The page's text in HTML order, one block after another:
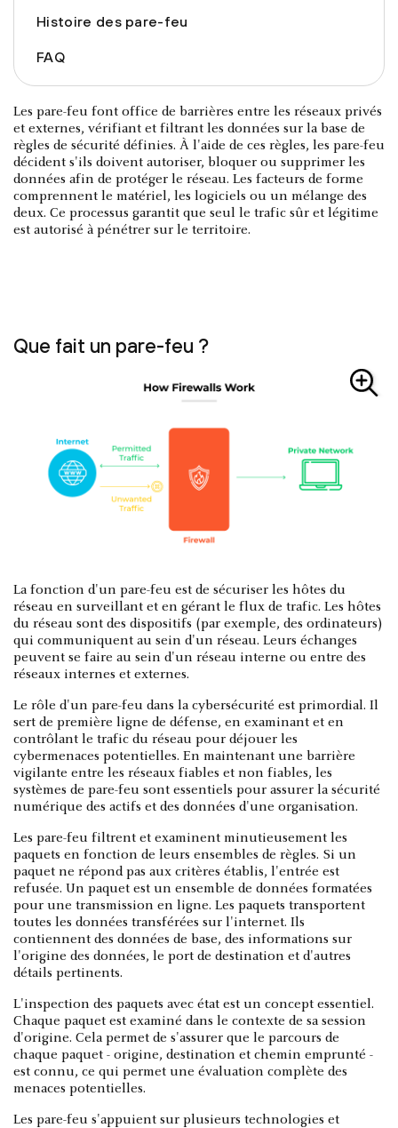
Histoire des pare-feu
FAQ
Les pare-feu font office de barrières entre les réseaux privés
et externes, vérifiant et filtrant les données sur la base de
règles de sécurité définies. À l'aide de ces règles, les pare-feu
décident s'ils doivent autoriser, bloquer ou supprimer les
données afin de protéger le réseau. Les facteurs de forme
comprennent le matériel, les logiciels ou un mélange des
deux. Ce processus garantit que seul le trafic sûr et légitime
est autorisé à pénétrer sur le territoire.
Que fait un pare-feu ?
La fonction d'un pare-feu est de sécuriser les hôtes du
réseau en surveillant et en gérant le flux de trafic. Les hôtes
du réseau sont des dispositifs (par exemple, des ordinateurs)
qui communiquent au sein d'un réseau. Leurs échanges
peuvent se faire au sein d'un réseau interne ou entre des
réseaux internes et externes.
Le rôle d'un pare-feu dans la cybersécurité est primordial. Il
sert de première ligne de défense, en examinant et en
contrôlant le trafic du réseau pour déjouer les
cybermenaces potentielles. En maintenant une barrière
vigilante entre les réseaux fiables et non fiables, les
systèmes de pare-feu sont essentiels pour assurer la sécurité
numérique des actifs et des données d'une organisation.
Les pare-feu filtrent et examinent minutieusement les
paquets en fonction de leurs ensembles de règles. Si un
paquet ne répond pas aux critères établis, l'entrée est
refusée. Un paquet est un ensemble de données formatées
pour une transmission en ligne. Les paquets transportent
toutes les données transférées sur l'internet. Ils
contiennent des données de base, des informations sur
l'origine des données, le port de destination et d'autres
détails pertinents.
L'inspection des paquets avec état est un concept essentiel.
Chaque paquet est examiné dans le contexte de sa session
d'origine. Cela permet de s'assurer que le parcours de
chaque paquet - origine, destination et chemin emprunté -
est connu, ce qui permet une évaluation complète des
menaces potentielles.
Les pare-feu s'appuient sur plusieurs technologies et